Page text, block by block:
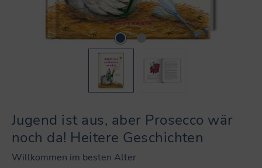
Jugend ist aus, aber Prosecco wär
noch da! Heitere Geschichten
Willkommen im besten Alter